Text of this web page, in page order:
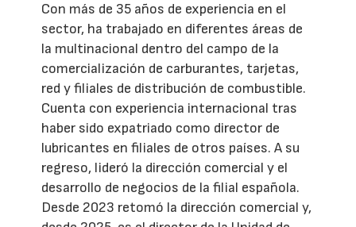
Con más de 35 años de experiencia en el
sector, ha trabajado en diferentes áreas de
la multinacional dentro del campo de la
comercialización de carburantes, tarjetas,
red y filiales de distribución de combustible.
Cuenta con experiencia internacional tras
haber sido expatriado como director de
lubricantes en filiales de otros países. A su
regreso, lideró la dirección comercial y el
desarrollo de negocios de la filial española.
Desde 2023 retomó la dirección comercial y,